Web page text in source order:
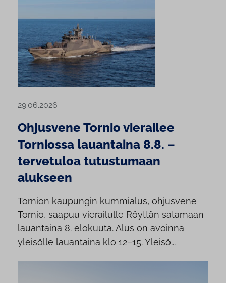
29.06.2026
Ohjusvene Tornio vierailee
Torniossa lauantaina 8.8. –
tervetuloa tutustumaan
alukseen
Tornion kaupungin kummialus, ohjusvene
Tornio, saapuu vierailulle Röyttän satamaan
lauantaina 8. elokuuta. Alus on avoinna
yleisölle lauantaina klo 12–15. Yleisö...